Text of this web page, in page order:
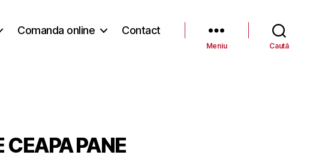
Comanda online Contact
Meniu Caută
CEAPA PANE